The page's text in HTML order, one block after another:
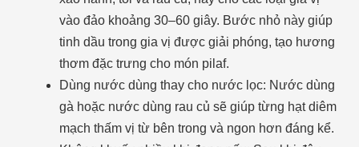
vào đảo khoảng 30–60 giây. Bước nhỏ này giúp
tinh dầu trong gia vị được giải phóng, tạo hương
thơm đặc trưng cho món pilaf.
Dùng nước dùng thay cho nước lọc: Nước dùng
gà hoặc nước dùng rau củ sẽ giúp từng hạt diêm
mạch thấm vị từ bên trong và ngon hơn đáng kể.